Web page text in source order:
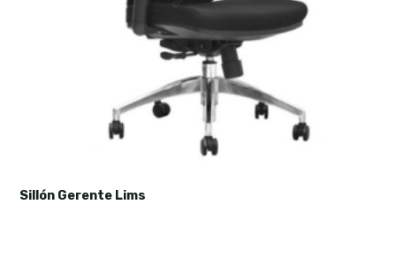
Sillón Gerente Lims